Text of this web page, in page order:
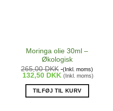
Moringa olie 30ml –
Økologisk
265,00DKK (Inkl. moms)
132,50 DKK (Inkl. moms)
TILFØJ TIL KURV